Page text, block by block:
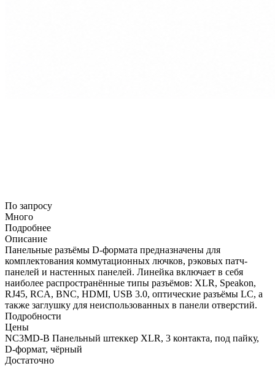
По запросу
Много
Подробнее
Описание
Панельные разъёмы D-формата предназначены для
комплектования коммутационных лючков, рэковых патч-
панелей и настенных панелей. Линейка включает в себя
наиболее распространённые типы разъёмов: XLR, Speakon,
RJ45, RCA, BNC, HDMI, USB 3.0, оптические разъёмы LC, а
также заглушку для неиспользованных в панели отверстий.
Подробности
Цены
NC3MD-B Панельный штеккер XLR, 3 контакта, под пайку,
D-формат, чёрный
Достаточно